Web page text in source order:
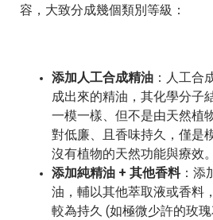
容，大致分成幾個類別等級：
添加人工合成精油 ：人工合
成出來的精油，其化學分子
一模一樣、但不是由天然植
對低廉、且香味持久，僅是
沒有植物的天然功能與療效
添加純精油 + 其他香料：添
油，輔以其他萃取液或香料
較為持久 (如極微少許的玫瑰